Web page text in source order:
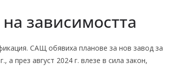
зависимостта
САЩ обявиха планове за нов завод за
а през август 2024 г. влезе в сила закон,